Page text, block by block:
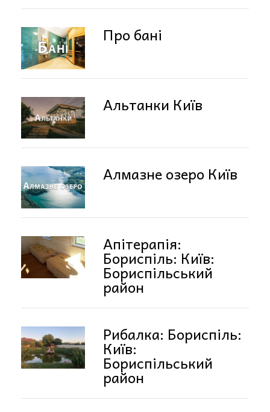
Про бані
Альтанки Київ
Алмазне озеро Київ
Апітерапія:
Бориспіль: Київ:
Бориспільський
район
Рибалка: Бориспіль:
Київ:
Бориспільський
район